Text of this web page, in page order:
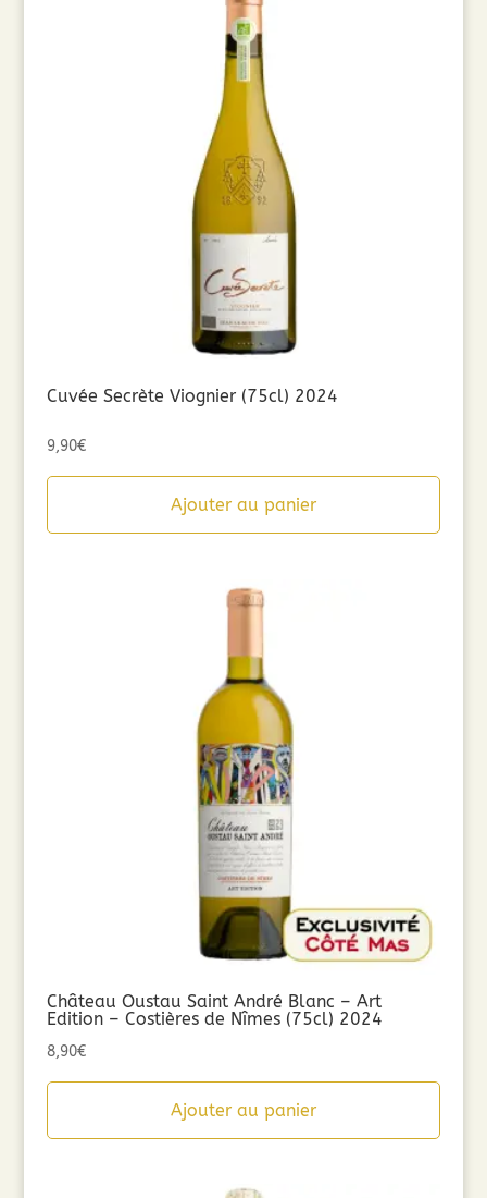
Cuvée Secrète Viognier (75cl) 2024
9,90€
Ajouter au panier
Château Oustau Saint André Blanc – Art
Edition – Costières de Nîmes (75cl) 2024
8,90€
Ajouter au panier